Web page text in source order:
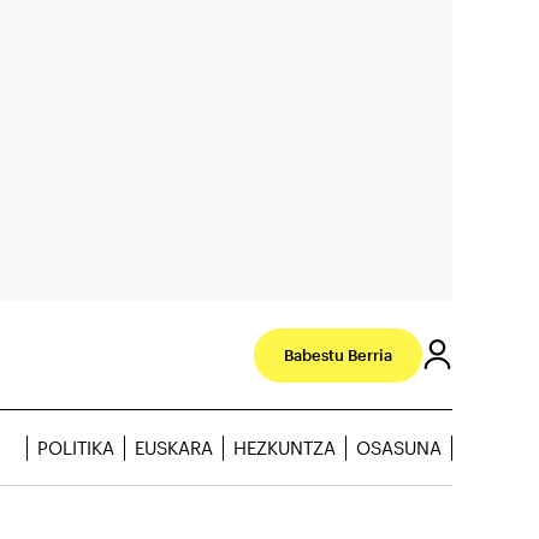
Babestu Berria
POLITIKA EUSKARA HEZKUNTZA OSASUNA